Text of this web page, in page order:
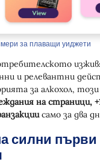
за плаващи уиджети
и релевантни
за алкохол,
на страници,
само за два
силни първи